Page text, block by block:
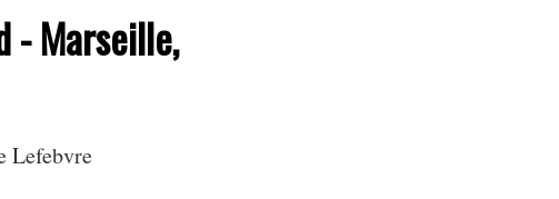
- Marseille,
Lefebvre